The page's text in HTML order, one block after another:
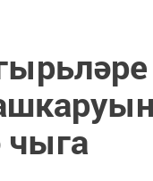
чыга